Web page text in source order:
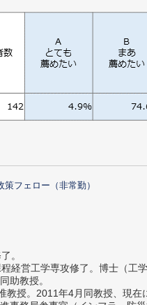
フェロー（非常勤）
。
経営工学専攻修了。博士（工学
助教授。
授。2011年4月同教授、現在